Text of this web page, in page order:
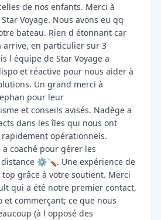
de nos enfants. Merci à
Voyage. Nous avons eu qq
bateau. Rien d étonnant car
arrive, en particulier sur 3
l équipe de Star Voyage a
et réactive pour nous aider à
Un grand merci à
pour leur
et conseils avisés. Nadège a
dans les îles qui nous ont
opérationnels.
coaché pour gérer les
⚙️🪛. Une expérience de
grâce à votre soutient. Merci
qui a été notre premier contact,
et commerçant; ce que nous
(à l opposé des